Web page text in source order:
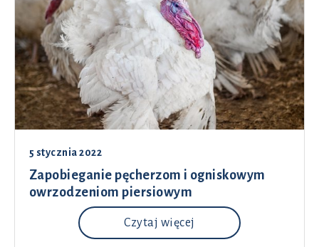
5 stycznia 2022
Zapobieganie pęcherzom i ogniskowym
owrzodzeniom piersiowym
Czytaj więcej